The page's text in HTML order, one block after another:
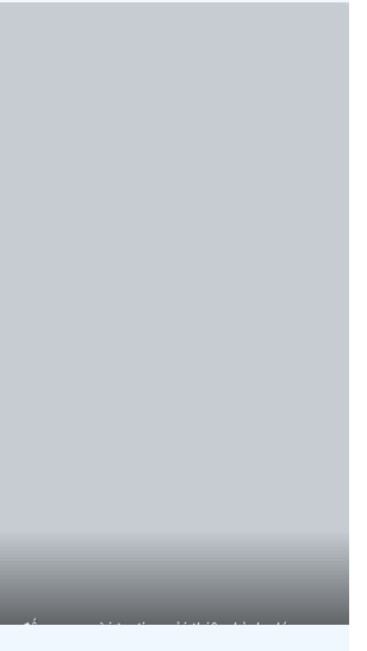
đến nụ cười tự tin, cải thiện hình dáng